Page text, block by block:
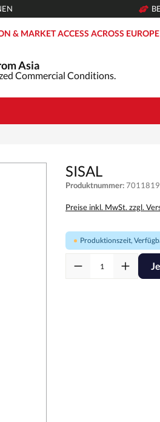
& MARKET ACCESS ACROSS EUROPE
Asia
Commercial Conditions.
SISAL
Produktnummer:
Preise inkl. MwSt. zzgl.
Produktionszeit,